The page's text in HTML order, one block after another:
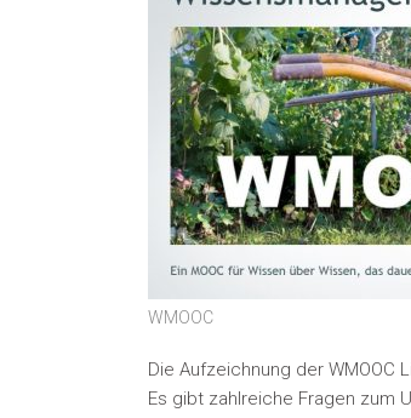
WMOOC
Die Aufzeichnung der WMOOC
Es gibt zahlreiche Fragen zum